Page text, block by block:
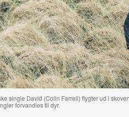
single David (Colin Farrell) flygter ud i
forvandles til dyr.